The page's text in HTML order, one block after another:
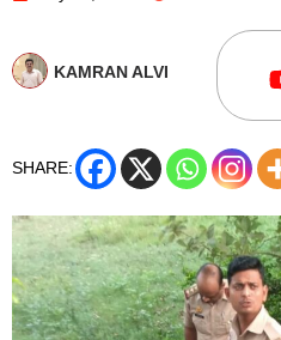
KAMRAN ALVI
SHARE: